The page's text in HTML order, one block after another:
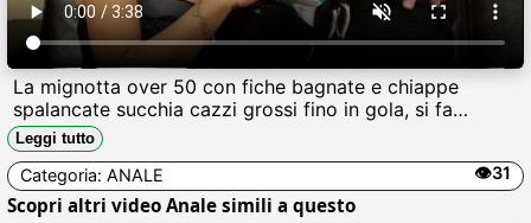
La mignotta over 50 con fiche bagnate e chiappe
spalancate succhia cazzi grossi fino in gola, si fa
sfondare il buco del culo da stalloni vogliosi, piscia e
schizzarea mentre urla scopatemi più forte, riempitemi
di sborra calda.
Leggi tutto
Categoria: ANALE 👁️31
Scopri altri video Anale simili a questo